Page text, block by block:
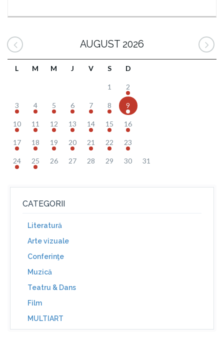
AUGUST 2026
L M M J V S D
1 2
3 4 5 6 7 8 9
10 11 12 13 14 15 16
17 18 19 20 21 22 23
24 25 26 27 28 29 30 31
CATEGORII
Literatură
Arte vizuale
Conferinţe
Muzică
Teatru & Dans
Film
MULTIART